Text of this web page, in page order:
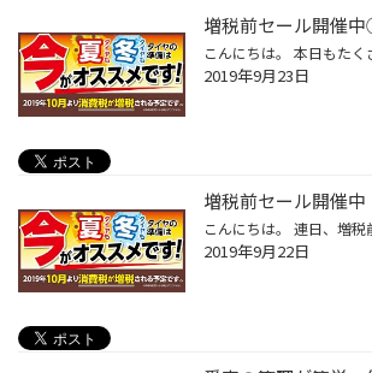
増税前セール開催
2019年9月23日
増税前セール開催中
2019年9月22日